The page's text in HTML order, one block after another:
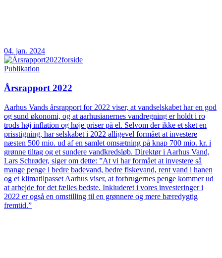
04. jan. 2024
Publikation
Årsrapport 2022
Aarhus Vands årsrapport for 2022 viser, at vandselskabet har en god
og sund økonomi, og at aarhusianernes vandregning er holdt i ro
trods høj inflation og høje priser på el. Selvom der ikke et sket en
prisstigning, har selskabet i 2022 alligevel formået at investere
næsten 500 mio. ud af en samlet omsætning på knap 700 mio. kr. i
grønne tiltag og et sundere vandkredsløb. Direktør i Aarhus Vand,
Lars Schrøder, siger om dette: ”At vi har formået at investere så
mange penge i bedre badevand, bedre fiskevand, rent vand i hanen
og et klimatilpasset Aarhus viser, at forbrugernes penge kommer ud
at arbejde for det fælles bedste. Inkluderet i vores investeringer i
2022 er også en omstilling til en grønnere og mere bæredygtig
fremtid.”